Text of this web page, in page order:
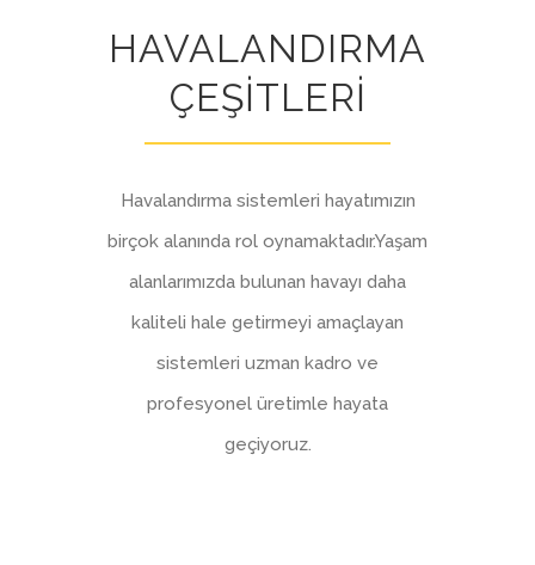
HAVALANDIRMA
ÇEŞİTLERİ
Havalandırma sistemleri hayatımızın
birçok alanında rol oynamaktadır.Yaşam
alanlarımızda bulunan havayı daha
kaliteli hale getirmeyi amaçlayan
sistemleri uzman kadro ve
profesyonel üretimle hayata
geçiyoruz.